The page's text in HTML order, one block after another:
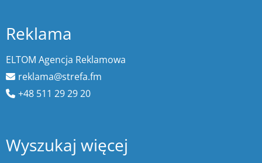
Reklama
ELTOM Agencja Reklamowa
reklama@strefa.fm
+48 511 29 29 20
Wyszukaj więcej